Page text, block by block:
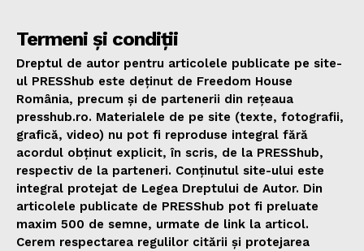
Termeni și condiții
Dreptul de autor pentru articolele publicate pe site-
ul PRESShub este deținut de Freedom House
România, precum și de partenerii din rețeaua
presshub.ro. Materialele de pe site (texte, fotografii,
grafică, video) nu pot fi reproduse integral fără
acordul obținut explicit, în scris, de la PRESShub,
respectiv de la parteneri. Conținutul site-ului este
integral protejat de Legea Dreptului de Autor. Din
articolele publicate de PRESShub pot fi preluate
maxim 500 de semne, urmate de link la articol.
Cerem respectarea regulilor citării și protejarea